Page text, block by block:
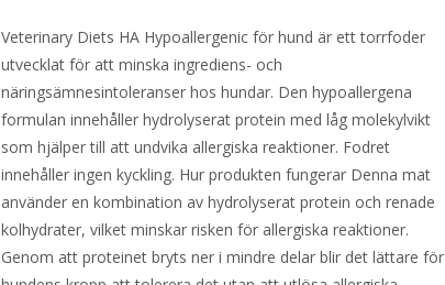
Veterinary Diets HA Hypoallergenic för hund är ett torrfoder
utvecklat för att minska ingrediens- och
näringsämnesintoleranser hos hundar. Den hypoallergena
formulan innehåller hydrolyserat protein med låg molekylvikt
som hjälper till att undvika allergiska reaktioner. Fodret
innehåller ingen kyckling. Hur produkten fungerar Denna mat
använder en kombination av hydrolyserat protein och renade
kolhydrater, vilket minskar risken för allergiska reaktioner.
Genom att proteinet bryts ner i mindre delar blir det lättare för